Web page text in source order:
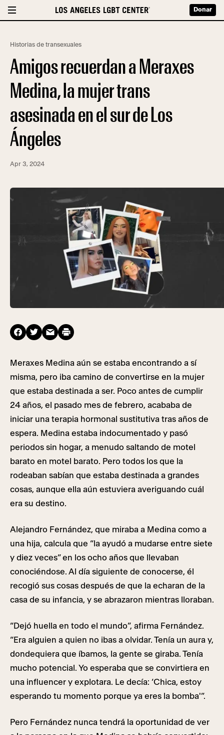
Donar
Historias de transexuales
Amigos recuerdan a Meraxes
Medina, la mujer trans
asesinada en el sur de Los
Ángeles
Apr 3, 2024
Meraxes Medina aún se estaba encontrando a sí
misma, pero iba camino de convertirse en la mujer
que estaba destinada a ser. Poco antes de cumplir
24 años, el pasado mes de febrero, acababa de
iniciar una terapia hormonal sustitutiva tras años de
espera. Medina estaba indocumentado y pasó
periodos sin hogar, a menudo saltando de motel
barato en motel barato. Pero todos los que la
rodeaban sabían que estaba destinada a grandes
cosas, aunque ella aún estuviera averiguando cuál
era su destino.
Alejandro Fernández, que miraba a Medina como a
una hija, calcula que “la ayudó a mudarse entre siete
y diez veces” en los ocho años que llevaban
conociéndose. Al día siguiente de conocerse, él
recogió sus cosas después de que la echaran de la
casa de su infancia, y se abrazaron mientras lloraban.
“Dejó huella en todo el mundo”, afirma Fernández.
“Era alguien a quien no ibas a olvidar. Tenía un aura y,
dondequiera que íbamos, la gente se giraba. Tenía
mucho potencial. Yo esperaba que se convirtiera en
una influencer y explotara. Le decía: ‘Chica, estoy
esperando tu momento porque ya eres la bomba'”.
Pero Fernández nunca tendrá la oportunidad de ver